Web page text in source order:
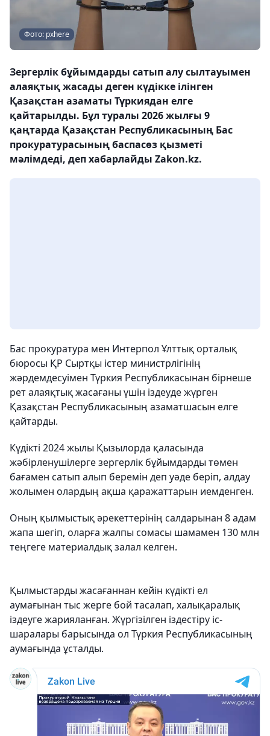
Фото: pxhere
Зергерлік бұйымдарды сатып алу сылтауымен
алаяқтық жасады деген күдікке ілінген
Қазақстан азаматы Түркиядан елге
қайтарылды. Бұл туралы 2026 жылғы 9
қаңтарда Қазақстан Республикасының Бас
прокуратурасының баспасөз қызметі
мәлімдеді, деп хабарлайды Zakon.kz.
Бас прокуратура мен Интерпол Ұлттық орталық
бюросы ҚР Сыртқы істер министрлігінің
жәрдемдесуімен Түркия Республикасынан бірнеше
рет алаяқтық жасағаны үшін іздеуде жүрген
Қазақстан Республикасының азаматшасын елге
қайтарды.
Күдікті 2024 жылы Қызылорда қаласында
жәбірленушілерге зергерлік бұйымдарды төмен
бағамен сатып алып беремін деп уәде беріп, алдау
жолымен олардың ақша қаражаттарын иемденген.
Оның қылмыстық әрекеттерінің салдарынан 8 адам
жапа шегіп, оларға жалпы сомасы шамамен 130 млн
теңгеге материалдық залал келген.
Қылмыстарды жасағаннан кейін күдікті ел
аумағынан тыс жерге бой тасалап, халықаралық
іздеуге жарияланған. Жүргізілген іздестіру іс-
шаралары барысында ол Түркия Республикасының
аумағында ұсталды.